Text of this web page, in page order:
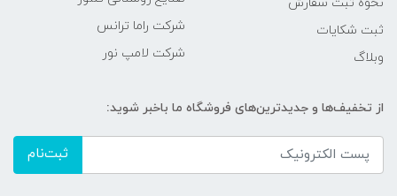
ثبت شکایات
وبلاگ
شرکت راما ترانس
شرکت لامپ نور
از تخفیف‌ها و جدیدترین‌های فروشگاه ما باخبر شوید:
ثبت‌نام